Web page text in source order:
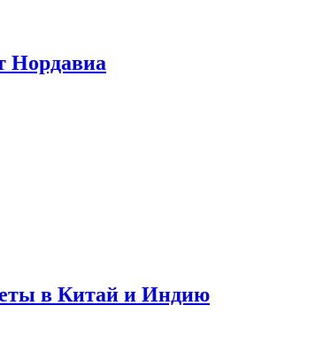
Нордавиа
в Китай и Индию